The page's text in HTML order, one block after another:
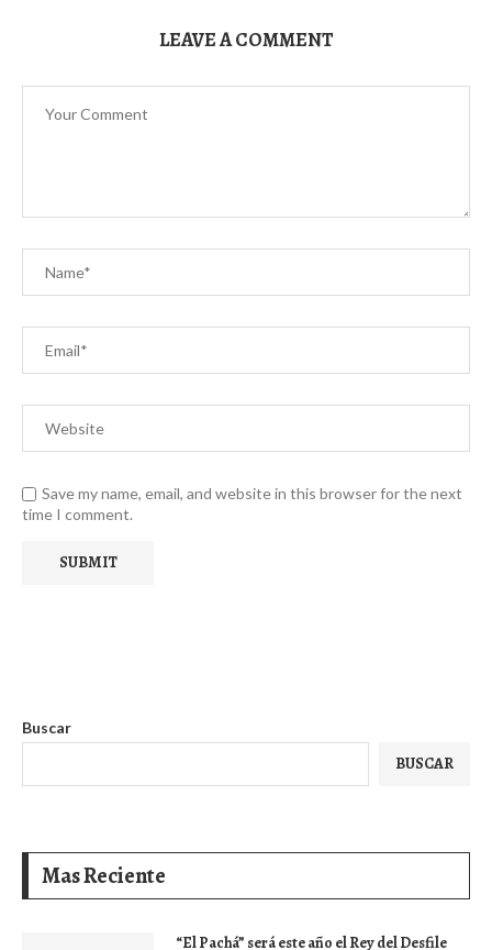
LEAVE A COMMENT
Save my name, email, and website in this browser for the next
time I comment.
Buscar
BUSCAR
Mas Reciente
“El Pachá” será este año el Rey del Desfile